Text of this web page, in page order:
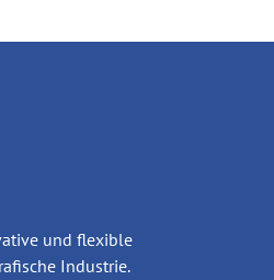
und flexible
Industrie.